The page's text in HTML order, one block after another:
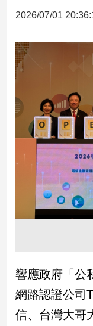
新
產
經/
股
房
政
治
焦
點
品
2026/07/01
響應政府「公
網路認證公司
信、台灣大哥